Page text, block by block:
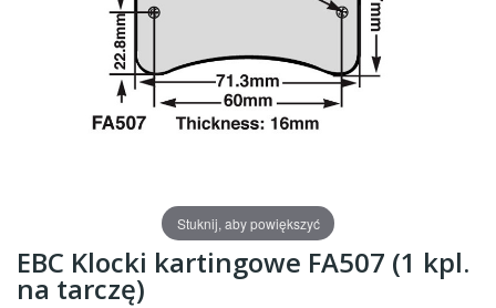
Stuknij, aby powiększyć
EBC Klocki kartingowe FA507 (1 kpl.
na tarczę)